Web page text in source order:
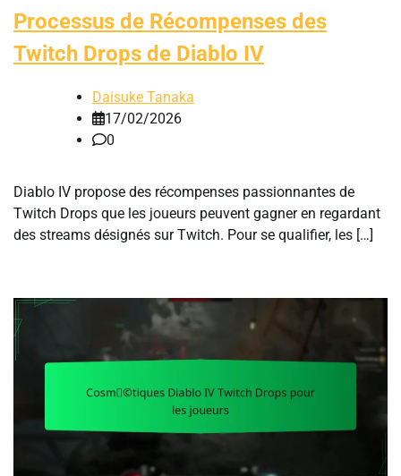
Processus de Récompenses des
Twitch Drops de Diablo IV
Daisuke Tanaka
17/02/2026
0
Diablo IV propose des récompenses passionnantes de
Twitch Drops que les joueurs peuvent gagner en regardant
des streams désignés sur Twitch. Pour se qualifier, les […]